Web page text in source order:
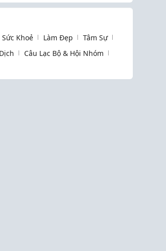
Sức Khoẻ Làm Đẹp
Tâm Sự
Câu Lạc Bộ & Hội Nhóm